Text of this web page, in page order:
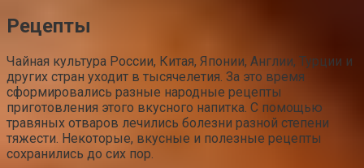
Рецепты
Чайная культура России, Китая, Японии, Англии, Турции и
других стран уходит в тысячелетия. За это время
сформировались разные народные рецепты
приготовления этого вкусного напитка. С помощью
травяных отваров лечились болезни разной степени
тяжести. Некоторые, вкусные и полезные рецепты
сохранились до сих пор.